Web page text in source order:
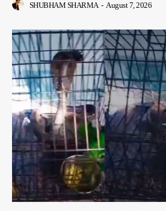
SHUBHAM SHARMA - August 7, 2026